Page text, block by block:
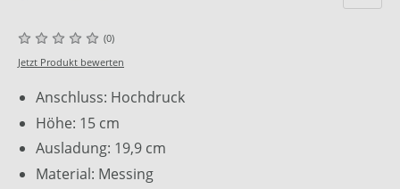
(0)
Jetzt Produkt bewerten
Anschluss: Hochdruck
Höhe: 15 cm
Ausladung: 19,9 cm
Material: Messing